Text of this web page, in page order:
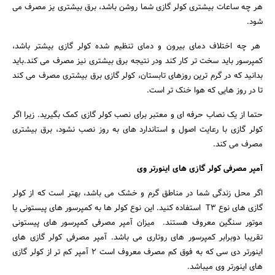
هر چه ساعات بیشتری کولر گازی شما روشن باشد، برق بیشتری یز مصرف می
شود.
هر چه اختلاف دمای بیرون و دمای تنظیم شده کولر گازی بیشتر باشد،
کمپرسور باید سخت تر کار کند ودر نتیجه برق بیشتری نیز مصرف می کند.باید
بدانید که در گرم ترین روزهای تابستان، کولر گازی برق بیشتری مصرف می کند
تا در روز هایی که هوا خنک تر است.
حتما از یک نصاب حرفه ای و معتبر برای نصب کولر گازی کمک بگیرید. زیرا اگر
کولر گازی با رعایت اصول و استاندارد های به روز نصب نشود، برق بیشتری
مصرف می کند.
آمپر مصرفی کولر گازی های اینورتر وی
اگر محل زندگی شما در مناطق گرم و خشک می باشد، بهتر است که از کولر
گازی های نوع T3 استفاده کنید. این نوع کولر ها به کمپرسور های پیستونی یا
موتور سنگین معروف هستند. میزان آمپر مصرفی کمپرسور های پیستونی
تقریبا دوبرابر کمپرسور های روتاری می باشد. آمپر مصرفی کولر گازی های
اینورتر دی سی که به فوق کم مصرف معروف است ۲ آمپر کم تر از کولر گازی
های اینورتر وی میباشد.